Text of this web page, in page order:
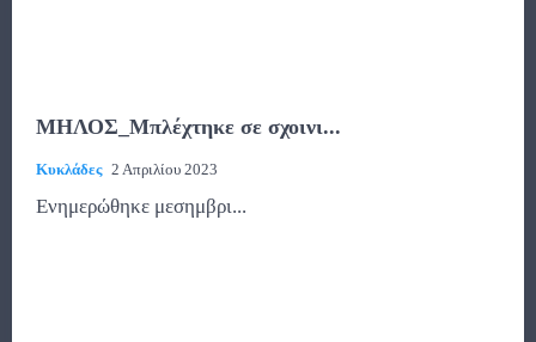
ΜΗΛΟΣ_Μπλέχτηκε σε σχοινι...
Κυκλάδες 2 Απριλίου 2023
Ενημερώθηκε μεσημβρι...